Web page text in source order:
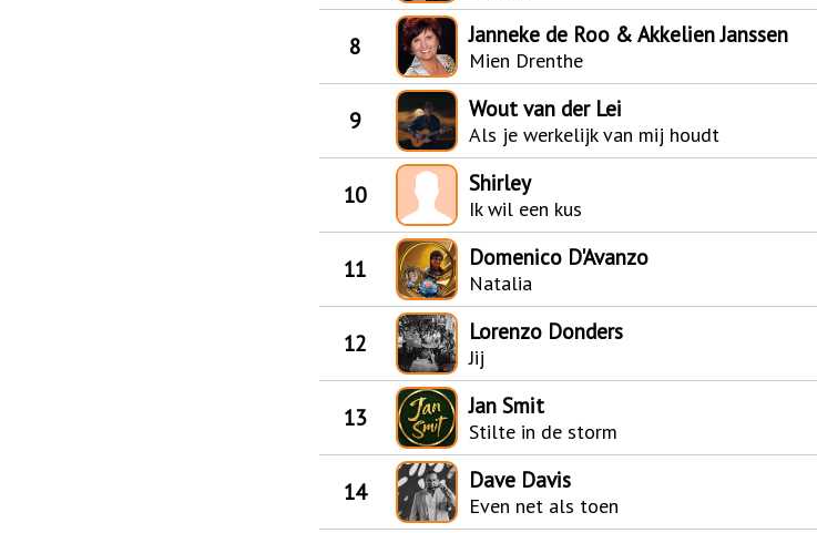
8 Janneke de Roo & Akkelien Janssen
Mien Drenthe
9 Wout van der Lei
Als je werkelijk van mij houdt
10 Shirley
Ik wil een kus
11 Domenico D'Avanzo
Natalia
12 Lorenzo Donders
Jij
13 Jan Smit
Stilte in de storm
14 Dave Davis
Even net als toen